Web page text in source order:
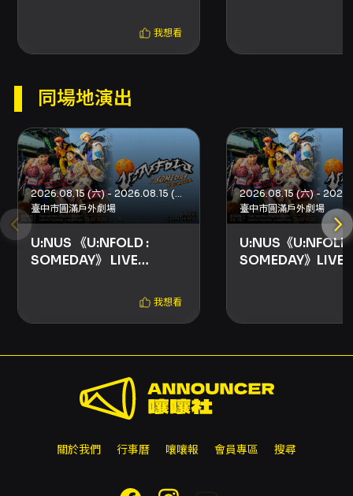
購票與取票說明 - 購票平台：KKTIX（本節目網
站購票僅接受已完成手機與電子郵件驗證之會員
信用卡（VISA/MASTER/JCB）、ATM 虛擬帳
訊）。 - 取票方式包含：全家便利商店
FamiPort（手續費每筆 NT$30，4 張為限）。
若選擇全家取票，購買當天請勿立刻前往取票以
免系統忙碌，票券在演出前皆可取票。 退票規定
- 本節目採文化部「藝文表演票券」定型化契約
方案二：購票後 3 日內（不含購票日）可申請退
票，第 4 日起不受理退換票。退票將酌收票面金
額 5% 手續費。實體票需郵寄回 KKTIX 辦理退票
程序，未取票與已取票退票程序與表單有所不
出現場將進行攝影、錄影及錄音，素材可能包含
觀眾肖像、聲音及影像，作為活動紀錄、新聞報
表知悉並同意上述使用安排。 - 為維護票券交易
陌生代購，主辦單位與售票單位無法保證非正式
管道票券之真實性。 官方與社群 - 官方
https://instagram.com/unus__official - 官
方 YouTube：
我想看
同場地演出
臺中市圓滿戶外劇場
U:NUS 《U:NFOLD :
SOMEDAY》 LIVE
我想看
臺中市圓滿戶外劇場
U:NUS《U:NFOLD
SOMEDAY》LIVE
關於我們 行事曆 嚷嚷報 會員專區 搜尋